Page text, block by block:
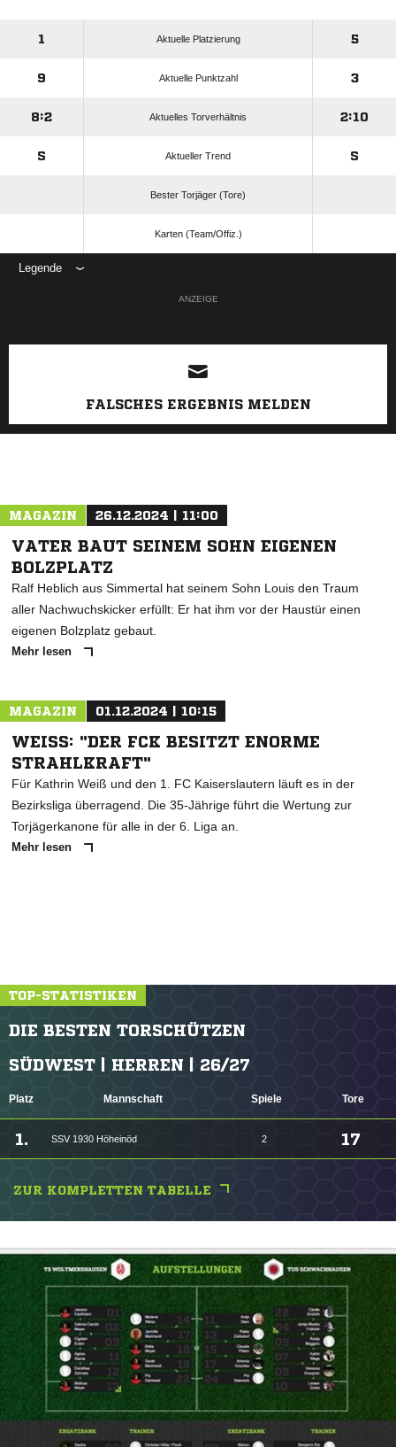
1 Aktuelle Platzierung 5
9 Aktuelle Punktzahl 3
8:2 Aktuelles Torverhältnis 2:10
S Aktueller Trend S
Bester Torjäger (Tore)
Karten (Team/Offiz.)
Legende
ANZEIGE
FALSCHES ERGEBNIS MELDEN
MAGAZIN 26.12.2024 | 11:00
VATER BAUT SEINEM SOHN EIGENEN
BOLZPLATZ
Ralf Heblich aus Simmertal hat seinem Sohn Louis den Traum
aller Nachwuchskicker erfüllt: Er hat ihm vor der Haustür einen
eigenen Bolzplatz gebaut.
Mehr lesen
MAGAZIN 01.12.2024 | 10:15
WEISS: "DER FCK BESITZT ENORME S
TRAHLKRAFT"
Für Kathrin Weiß und den 1. FC Kaiserslautern läuft es in der
Bezirksliga überragend. Die 35-Jährige führt die Wertung zur
Torjägerkanone für alle in der 6. Liga an.
Mehr lesen
TOP-STATISTIKEN
DIE BESTEN TORSCHÜTZEN
SÜDWEST | HERREN | 26/27
Platz Mannschaft Spiele Tore
1. SSV 1930 Höheinöd 2 17
ZUR KOMPLETTEN TABELLE